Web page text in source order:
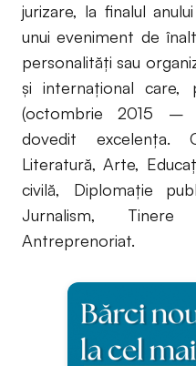
jurizare, la finalul
unui eveniment de
personalităţi sau
şi internaţional care,
(octombrie 2015 –
dovedit excelența.
Literatură, Arte,
civilă, Diplomație
Jurnalism,
Antreprenoriat.